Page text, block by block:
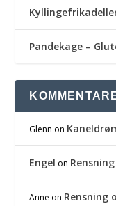
Pandekage –
Glenn on
Engel on
Anne on Rensning